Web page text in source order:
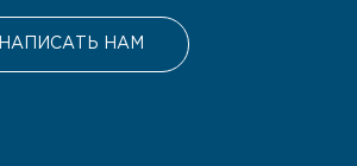
НАПИСАТЬ НАМ